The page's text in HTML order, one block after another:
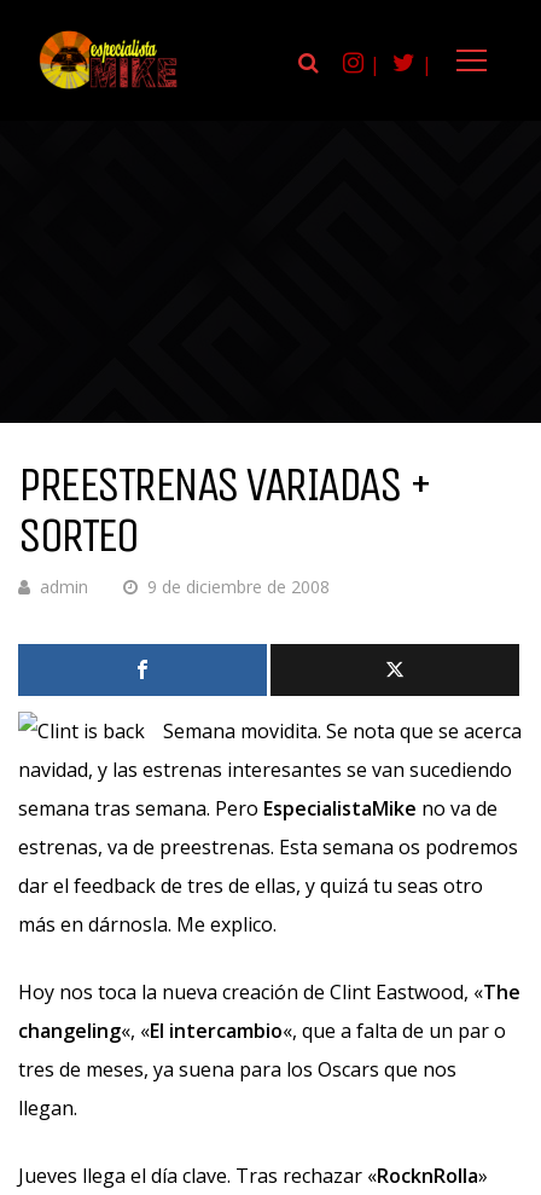
| |
PREESTRENAS VARIADAS +
SORTEO
admin 9 de diciembre de 2008
Semana movidita. Se nota que se acerca
navidad, y las estrenas interesantes se van sucediendo
semana tras semana. Pero EspecialistaMike no va de
estrenas, va de preestrenas. Esta semana os podremos
dar el feedback de tres de ellas, y quizá tu seas otro
más en dárnosla. Me explico.
Hoy nos toca la nueva creación de Clint Eastwood, «The
changeling«, «El intercambio«, que a falta de un par o
tres de meses, ya suena para los Oscars que nos
llegan.
Jueves llega el día clave. Tras rechazar «RocknRolla»